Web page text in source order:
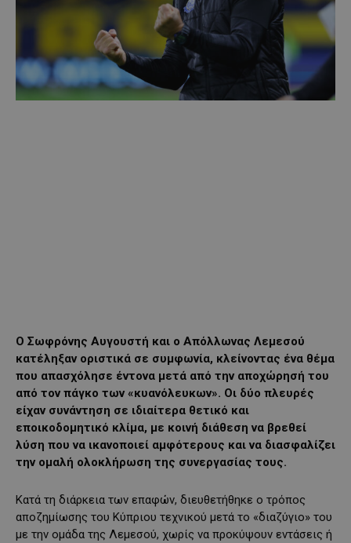
Ο Σωφρόνης Αυγουστή και ο Απόλλωνας Λεμεσού
κατέληξαν οριστικά σε συμφωνία, κλείνοντας ένα θέμα
που απασχόλησε έντονα μετά από την αποχώρησή του
από τον πάγκο των «κυανόλευκων». Οι δύο πλευρές
είχαν συνάντηση σε ιδιαίτερα θετικό και
εποικοδομητικό κλίμα, με κοινή διάθεση να βρεθεί
λύση που να ικανοποιεί αμφότερους και να διασφαλίζει
την ομαλή ολοκλήρωση της συνεργασίας τους.
Κατά τη διάρκεια των επαφών, διευθετήθηκε ο τρόπος
αποζημίωσης του Κύπριου τεχνικού μετά το «διαζύγιο» του
με την ομάδα της Λεμεσού, χωρίς να προκύψουν εντάσεις ή